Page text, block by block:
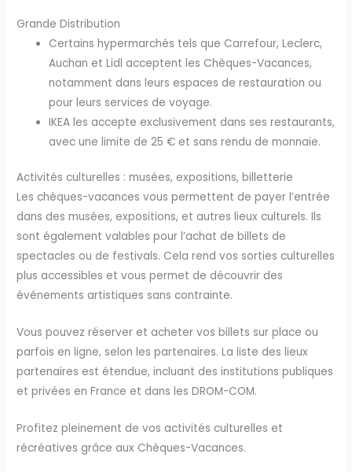
Grande Distribution
Certains hypermarchés tels que Carrefour, Leclerc,
Auchan et Lidl acceptent les Chèques-Vacances,
notamment dans leurs espaces de restauration ou
pour leurs services de voyage.
IKEA les accepte exclusivement dans ses restaurants,
avec une limite de 25 € et sans rendu de monnaie.
Activités culturelles : musées, expositions, billetterie
Les chèques-vacances vous permettent de payer l’entrée
dans des musées, expositions, et autres lieux culturels. Ils
sont également valables pour l’achat de billets de
spectacles ou de festivals. Cela rend vos sorties culturelles
plus accessibles et vous permet de découvrir des
événements artistiques sans contrainte.
Vous pouvez réserver et acheter vos billets sur place ou
parfois en ligne, selon les partenaires. La liste des lieux
partenaires est étendue, incluant des institutions publiques
et privées en France et dans les DROM-COM.
Profitez pleinement de vos activités culturelles et
récréatives grâce aux Chèques-Vacances.